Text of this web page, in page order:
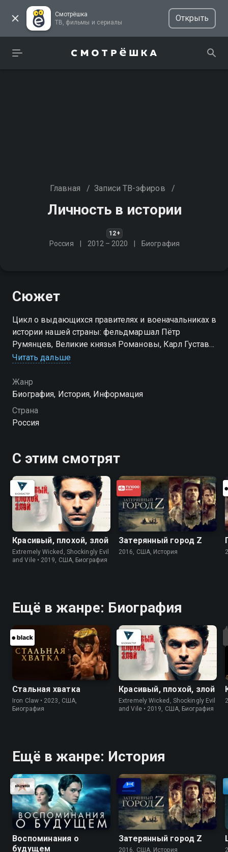
Смотрёшка
ТВ, фильмы и сериалы
Открыть
Главная / Записи ТВ-эфиров /
Личность в истории
12+
Россия 2012 – 2020 Биография
Сюжет
Цикл о выдающихся правителях и военачальниках в
истории нашей страны: фельдмаршал Пётр
Румянцев, Великие князья Романовы, Карл Густав
Маннергейм и другие
Читать дальше
Жанр
Биография, История, Информация
Страна
Россия
С этим смотрят
Красивый, плохой, злой
Extremely Wicked, Shockingly Evil
and Vile • 2019, США, Биография
Затерянный город Z
2016, США, История
Ещё в жанре: Биография
Стальная хватка
Iron Claw • 2023, США,
Биография
Красивый, плохой, злой
Extremely Wicked, Shockingly Evil
and Vile • 2019, США, Биография
Ещё в жанре: История
Воспоминания о
будущем
Затерянный город Z
2016, США, История